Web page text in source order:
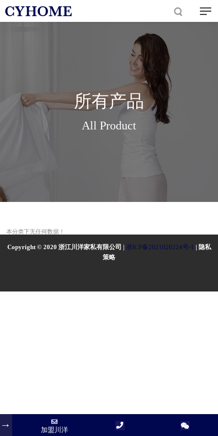
所有产品
All Product
本分类下无任何数据！
Copyright © 2020 浙江川洋家私有限公司 | 浙ICP备2021020224号-1 | 隐私
策略
加盟川洋
加盟川洋